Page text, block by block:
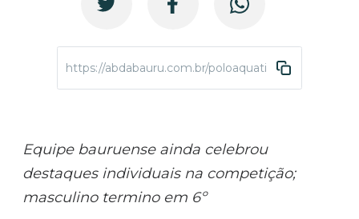
https://abdabauru.com.br/poloaquatico-copasub16-
Equipe bauruense ainda celebrou
destaques individuais na competição;
masculino termino em 6º